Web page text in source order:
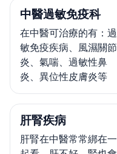
中醫過敏免疫科
在中醫可治療的有：過
敏免疫疾病、風濕關節
炎、氣喘、過敏性鼻
炎、異位性皮膚炎等
肝腎疾病
肝腎在中醫常常綁在一